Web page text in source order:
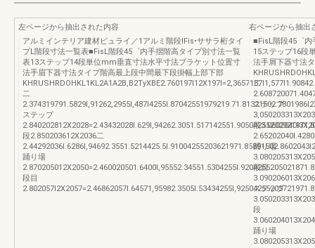
左ページから抽出された内容
アルミインテリア建材ピュライ／1アルミ階段IFis•ササラ桁タイ
プL階段寸法一覧表■FisL階段45゜内手摺階高タイプ別寸法一覧
表13ステップ14段単位mm垂直寸法水平寸法ブラケット位置寸
法手眉下器寸法タイプ階高最上段中間最下段掛幅上部下部
二
ステップ
段2.850203612X2036二
踊り場
段目
右ページから抽出
■FisL階段45゜内
15ステップ16段
法手屑下器寸法
二
ステップ
段
踊り場
段目
ステップ
段
踊り場